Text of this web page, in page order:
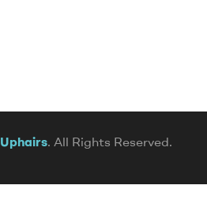
Uphairs. All Rights Reserved.